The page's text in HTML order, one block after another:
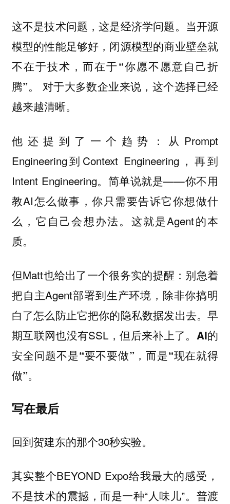
这不是技术问题，这是经济学问题。 当开源
模型的性能足够好，闭源模型的商业壁垒就
不在于技术，而在于“你愿不愿意自己折
腾”。
对于大多数企业来说，这个选择已经
越来越清晰。
他还提到了一个趋势：从Prompt
Engineering到Context Engineering，再到
Intent Engineering。简单说就是——你不用
教AI怎么做事，你只需要告诉它你想做什
么，它自己会想办法。这就是Agent的本
质。
但Matt也给出了一个很务实的提醒：别急着
把自主Agent部署到生产环境，除非你搞明
白了怎么防止它把你的隐私数据发出去。早
期互联网也没有SSL，但后来补上了。 AI的
安全问题不是“要不要做”，而是“现在就得
做”。
写在最后
回到贺建东的那个30秒实验。
其实整个BEYOND Expo给我最大的感受，
不是技术的震撼，而是一种“人味儿”。普渡